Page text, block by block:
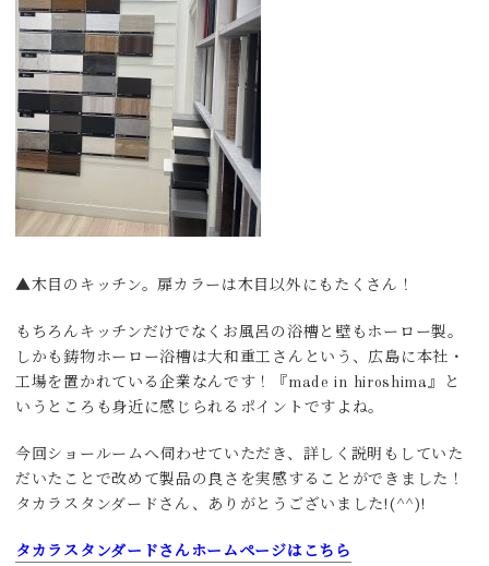
▲木目のキッチン。扉カラーは木目以外にもたくさん！
もちろんキッチンだけでなくお風呂の浴槽と壁もホーロー製。
しかも鋳物ホーロー浴槽は大和重工さんという、広島に本社・
工場を置かれている企業なんです！『made in hiroshima』と
いうところも身近に感じられるポイントですよね。
今回ショールームへ伺わせていただき、詳しく説明もしていた
だいたことで改めて製品の良さを実感することができました！
タカラスタンダードさん、ありがとうございました!(^^)!
タカラスタンダードさんホームページはこちら